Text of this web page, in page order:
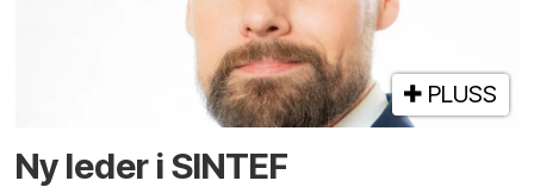
PLUSS
Ny leder i SINTEF